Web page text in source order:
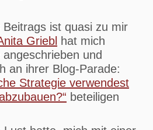
ist quasi zu mir
Griebl hat mich
und
an ihrer Blog-Parade:
Strategie verwendest
beteiligen